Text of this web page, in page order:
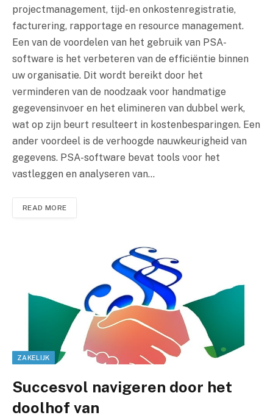
projectmanagement, tijd- en onkostenregistratie,
facturering, rapportage en resource management.
Een van de voordelen van het gebruik van PSA-
software is het verbeteren van de efficiëntie binnen
uw organisatie. Dit wordt bereikt door het
verminderen van de noodzaak voor handmatige
gegevensinvoer en het elimineren van dubbel werk,
wat op zijn beurt resulteert in kostenbesparingen. Een
ander voordeel is de verhoogde nauwkeurigheid van
gegevens. PSA-software bevat tools voor het
vastleggen en analyseren van…
READ MORE
ZAKELIJK
Succesvol navigeren door het
doolhof van